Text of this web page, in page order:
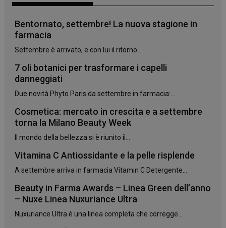
Bentornato, settembre! La nuova stagione in
farmacia
Settembre è arrivato, e con lui il ritorno...
7 oli botanici per trasformare i capelli
danneggiati
Due novità Phyto Paris da settembre in farmacia:...
Cosmetica: mercato in crescita e a settembre
torna la Milano Beauty Week
Il mondo della bellezza si è riunito il...
Vitamina C Antiossidante e la pelle risplende
A settembre arriva in farmacia Vitamin C Detergente...
Beauty in Farma Awards – Linea Green dell’anno
– Nuxe Linea Nuxuriance Ultra
Nuxuriance Ultra è una linea completa che corregge...